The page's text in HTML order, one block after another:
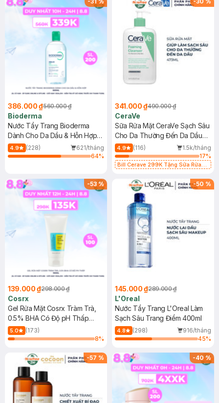
386.000 ₫560.000 ₫
Bioderma
Nước Tẩy Trang Bioderma
Dành Cho Da Dầu & Hỗn Hợp
500ml
4.9 (228)
621/tháng
64%
341.000 ₫490.000 ₫
CeraVe
Sữa Rửa Mặt CeraVe Sạch Sâu
Cho Da Thường Đến Da Dầu
473ml
4.9 (116)
1.5k/tháng
17%
Bill Cerave 299K Tặng Sữa Rửa
-53%
139.000 ₫298.000 ₫
Cosrx
Gel Rửa Mặt Cosrx Tràm Trà,
0.5% BHA Có Độ pH Thấp
150ml
5.0
(173)
8%
-50 %
145.000 ₫289.000 ₫
L'Oreal
Nước Tẩy Trang L'Oreal Làm
Sạch Sâu Trang Điểm 400ml
4.8 (298)
916/tháng
45%
-57 % -40%